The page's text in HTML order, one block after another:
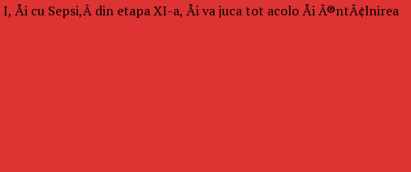
cu Sepsi,Â din etapa XI-a, Åi va juca tot acolo Åi Ã®ntÃ¢lnirea